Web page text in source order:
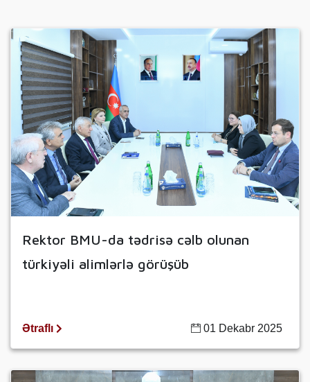
Rektor BMU-da tədrisə cəlb olunan
türkiyəli alimlərlə görüşüb
Ətraflı 01 Dekabr 2025